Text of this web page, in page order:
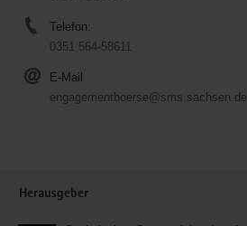
Telefon:
0351 564-58611
E-Mail
engagementboerse@sms.sachsen.de
Herausgeber